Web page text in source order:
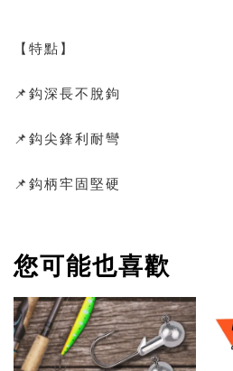
【特點】
📌鈎深長不脫鉤
📌鈎尖鋒利耐彎
📌鈎柄牢固堅硬
您可能也喜歡